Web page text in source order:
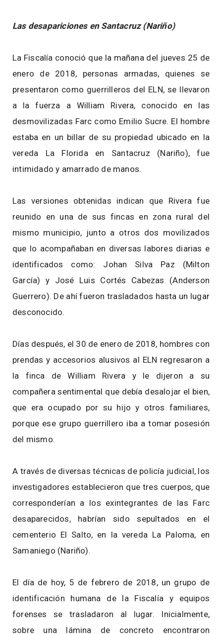
Las desapariciones en Santacruz (Nariño)
La Fiscalía conoció que la mañana del jueves 25 de
enero de 2018, personas armadas, quienes se
presentaron como guerrilleros del ELN, se llevaron
a la fuerza a William Rivera, conocido en las
desmovilizadas Farc como Emilio Sucre. El hombre
estaba en un billar de su propiedad ubicado en la
vereda La Florida en Santacruz (Nariño), fue
intimidado y amarrado de manos.
Las versiones obtenidas indican que Rivera fue
reunido en una de sus fincas en zona rural del
mismo municipio, junto a otros dos movilizados
que lo acompañaban en diversas labores diarias e
identificados como: Johan Silva Paz (Milton
García) y José Luis Cortés Cabezas (Anderson
Guerrero). De ahí fueron trasladados hasta un lugar
desconocido.
Días después, el 30 de enero de 2018, hombres con
prendas y accesorios alusivos al ELN regresaron a
la finca de William Rivera y le dijeron a su
compañera sentimental que debía desalojar el bien,
que era ocupado por su hijo y otros familiares,
porque ese grupo guerrillero iba a tomar posesión
del mismo.
A través de diversas técnicas de policía judicial, los
investigadores establecieron que tres cuerpos, que
corresponderían a los exintegrantes de las Farc
desaparecidos, habrían sido sepultados en el
cementerio El Salto, en la vereda La Paloma, en
Samaniego (Nariño).
El día de hoy, 5 de febrero de 2018, un grupo de
identificación humana de la Fiscalía y equipos
forenses se trasladaron al lugar. Inicialmente,
sobre una lámina de concreto encontraron